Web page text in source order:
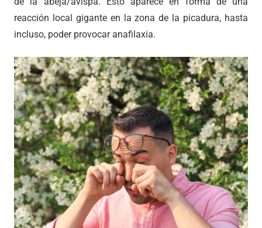
reacción local gigante en la zona de la picadura, hasta
incluso, poder provocar anafilaxia.